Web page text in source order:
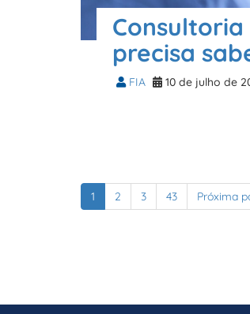
precisa
FIA 10 de julho de
1 2 3 43 Próxima